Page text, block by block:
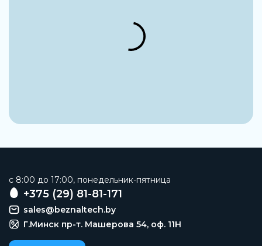
c 8:00 до 17:00, понедельник-пятница
+375 (29) 81-81-171
sales@beznaltech.by
Г.Минск пр-т. Машерова 54, оф. 11H